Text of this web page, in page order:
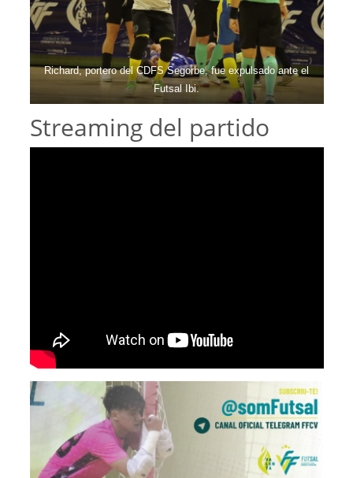
Richard, portero del CDFS Segorbe, fue expulsado ante el
Futsal Ibi.
Streaming del partido